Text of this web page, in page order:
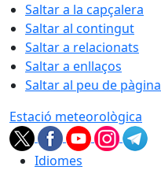
Saltar a la capçalera
Saltar al contingut
Saltar a relacionats
Saltar a enllaços
Saltar al peu de pàgina
Estació meteorològica
Idiomes